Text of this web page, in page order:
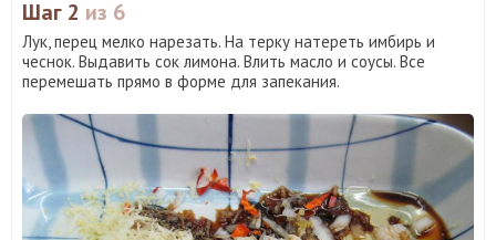
Шаг 2 из 6
Лук, перец мелко нарезать. На терку натереть имбирь и
чеснок. Выдавить сок лимона. Влить масло и соусы. Все
перемешать прямо в форме для запекания.